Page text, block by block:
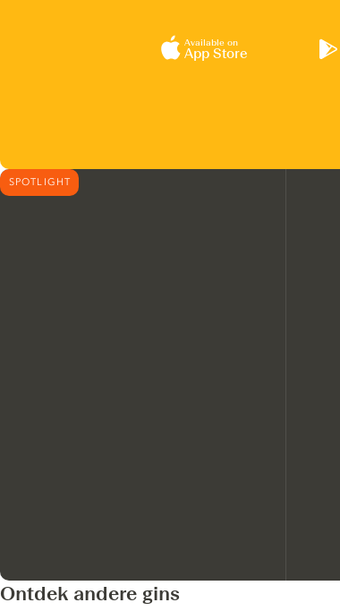
Available on
App Store
SPOTLIGHT
Ontdek andere gins